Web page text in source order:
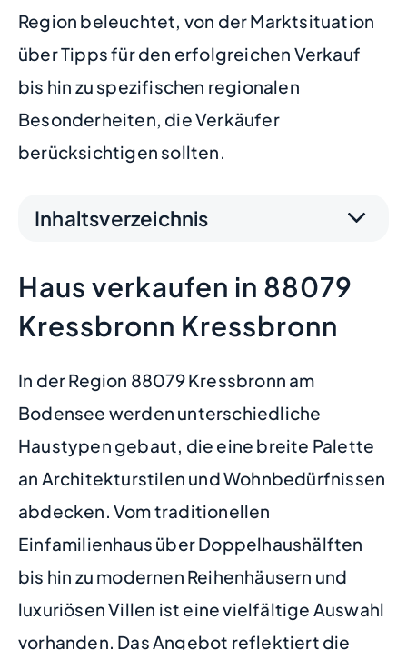
Region beleuchtet, von der Marktsituation
über Tipps für den erfolgreichen Verkauf
bis hin zu spezifischen regionalen
Besonderheiten, die Verkäufer
berücksichtigen sollten.
Inhaltsverzeichnis
Haus verkaufen in 88079
Kressbronn Kressbronn
In der Region 88079 Kressbronn am
Bodensee werden unterschiedliche
Haustypen gebaut, die eine breite Palette
an Architekturstilen und Wohnbedürfnissen
abdecken. Vom traditionellen
Einfamilienhaus über Doppelhaushälften
bis hin zu modernen Reihenhäusern und
luxuriösen Villen ist eine vielfältige Auswahl
vorhanden. Das Angebot reflektiert die